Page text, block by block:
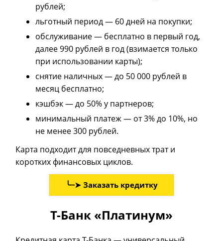
рублей;
льготный период — 60 дней на покупки;
обслуживание — бесплатно в первый год,
далее 990 рублей в год (взимается только
при использовании карты);
снятие наличных — до 50 000 рублей в
месяц бесплатно;
кэшбэк — до 50% у партнеров;
минимальный платеж — от 3% до 10%, но
не менее 300 рублей.
Карта подходит для повседневных трат и
коротких финансовых циклов.
╰┈➤ Заказать кредитку
Т-Банк «Платинум»